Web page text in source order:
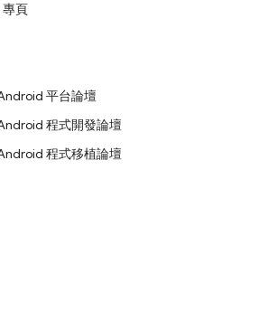
頁
平台論壇
程式開發論壇
程式移植論壇